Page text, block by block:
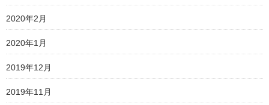
2020年2月
2020年1月
2019年12月
2019年11月